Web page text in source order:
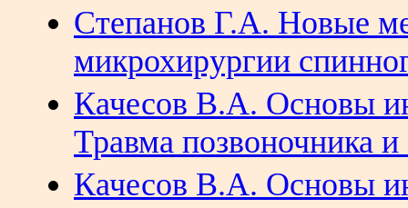
Степанов Г.А. Новые
микрохирургии
Качесов В.А. Основы
Травма позвоночника
Качесов В.А. Основы